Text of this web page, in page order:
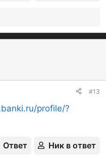
#13
profile/?
Ответ Ник в ответ